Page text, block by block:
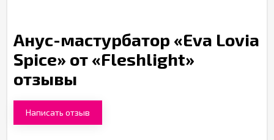
Анус-мастурбатор «Eva Lovia
Spice» от «Fleshlight»
отзывы
Написать отзыв